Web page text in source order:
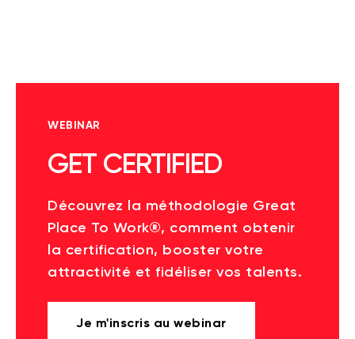
WEBINAR
GET CERTIFIED
Découvrez la méthodologie Great
Place To Work®, comment obtenir
la certification, booster votre
attractivité et fidéliser vos talents.
Je m'inscris au webinar